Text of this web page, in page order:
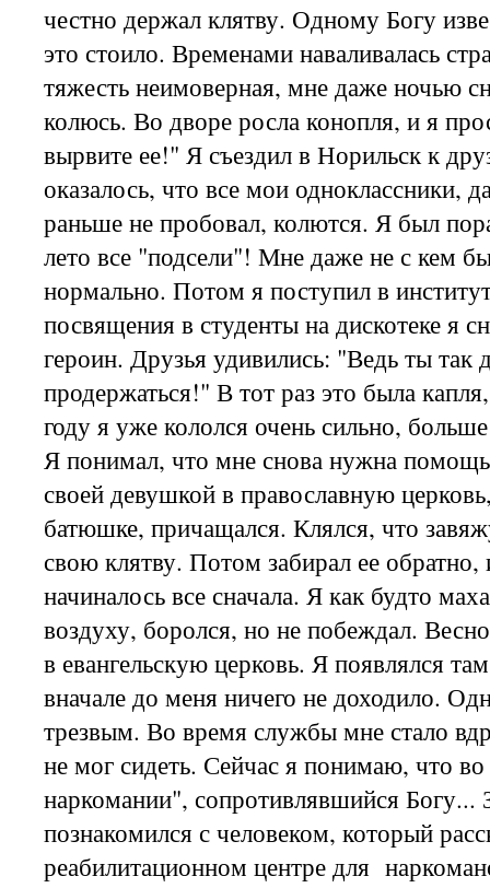
честно держал клятву. Одному Богу
это стоило. Временами наваливалась
тяжесть неимоверная, мне даже ночью
колюсь. Во дворе росла конопля, и я
вырвите ее!" Я съездил в Норильск к
оказалось, что все мои одноклассники,
раньше не пробовал, колются. Я был
лето все "подсели"! Мне даже не с кем
нормально. Потом я поступил в
посвящения в студенты на дискотеке я
героин. Друзья удивились: "Ведь ты так
продержаться!" В тот раз это была
году я уже кололся очень сильно,
Я понимал, что мне снова нужна
своей девушкой в православную
батюшке, причащался. Клялся, что
свою клятву. Потом забирал ее обратно,
начиналось все сначала. Я как будто
воздуху, боролся, но не побеждал.
в евангельскую церковь. Я появлялся
вначале до меня ничего не доходило.
трезвым. Во время службы мне стало
не мог сидеть. Сейчас я понимаю, что
наркомании", сопротивлявшийся Богу...
познакомился с человеком, который
реабилитационном центре для